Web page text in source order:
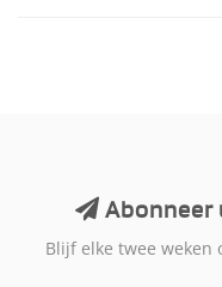
Abonneer
Blijf elke twee weken